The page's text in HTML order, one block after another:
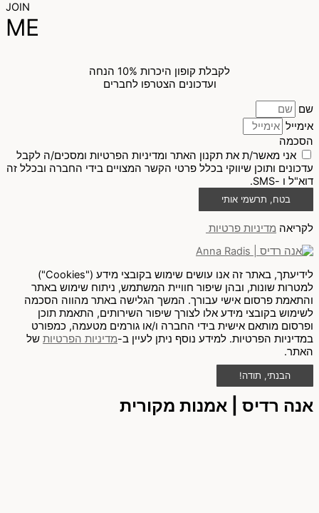
JOIN
ME
לקבלת קופון היכרות 10% הנחה
ועדכונים הצטרפו לחברים
שם
אימייל
הסכמה
אני מאשר/ת את תקנון האתר ומדיניות הפרטיות ומסכים/ה לקבל
עדכונים ותוכן שיווקי בכלל פרטי הקשר המצויים בידי החברה ובכלל זה
דוא"ל ו -SMS.
בטח, תרשמי אותי
לקריאה מדיניות פרטיות
לידיעתך, באתר זה אנו עושים שימוש בקובצי מידע ("Cookies")
למטרות שונות, ובהן שיפור חוויית המשתמש, ניתוח שימוש באתר
והתאמת פרסום אישי עבורך. המשך הגלישה באתר מהווה הסכמה
לשימוש בקובצי מידע אלו לצורך שיפור השירותים, התאמת תוכן
ופרסום מותאם אישית בידי החברה ו/או גורמים מטעמה, כמפורט
במדיניות הפרטיות. למידע נוסף ניתן לעיין ב-מדיניות הפרטיות של
האתר.
הבנתי, תודה!
אנה רדיס | אמנות מקורית